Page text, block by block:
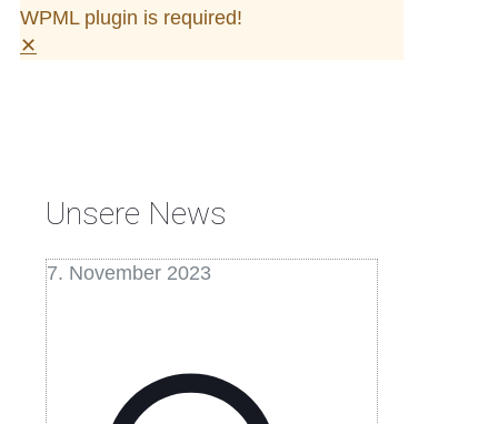
WPML plugin is required!
✕
Unsere News
7. November 2023